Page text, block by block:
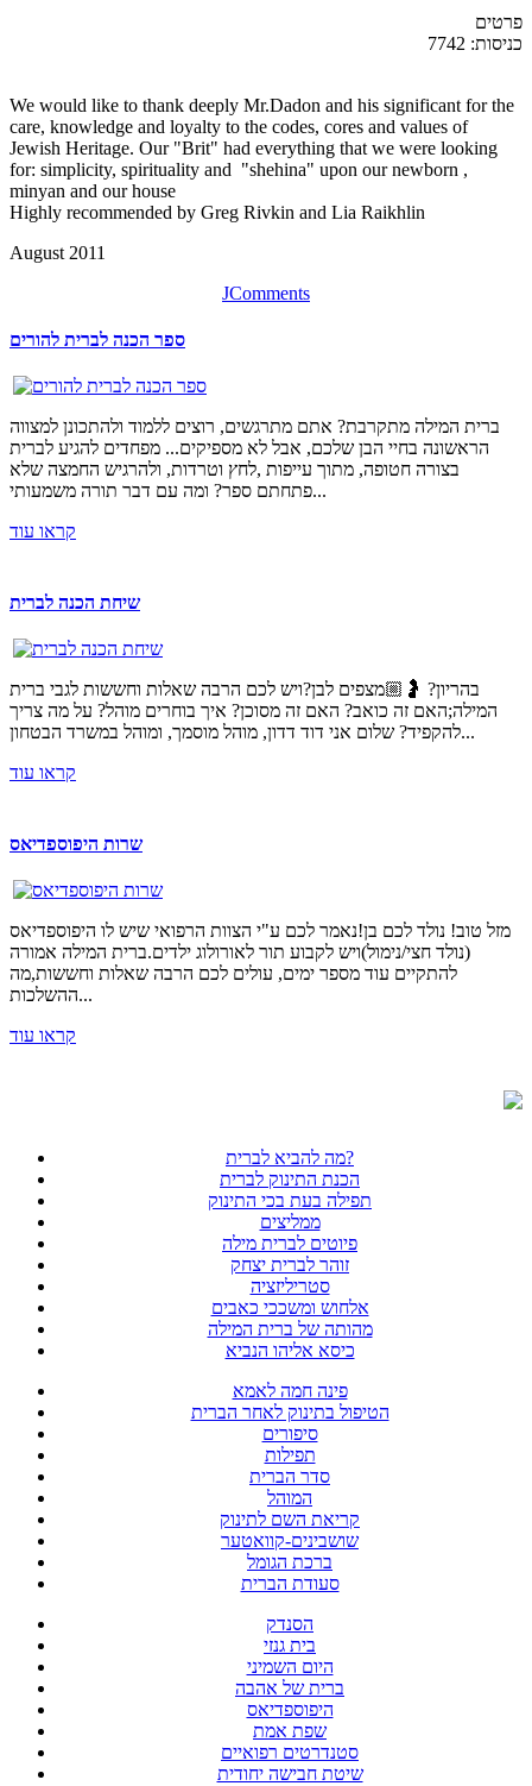
פרטים
כניסות: 7742
We would like to thank deeply Mr.Dadon and his significant for the
care, knowledge and loyalty to the codes, cores and values of
Jewish Heritage. Our "Brit" had everything that we were looking
for: simplicity, spirituality and "shehina" upon our newborn ,
minyan and our house
Highly recommended by Greg Rivkin and Lia Raikhlin
August 2011
JComments
ספר הכנה לברית להורים
ברית המילה מתקרבת? אתם מתרגשים, רוצים ללמוד ולהתכונן למצווה
הראשונה בחיי הבן שלכם, אבל לא מספיקים... מפחדים להגיע לברית
בצורה חטופה, מתוך עייפות ,לחץ וטרדות, ולהרגיש החמצה שלא
פתחתם ספר? ומה עם דבר תורה משמעותי...
קראו עוד
שיחת הכנה לברית
בהריון? 🤰🏼מצפים לבן?ויש לכם הרבה שאלות וחששות לגבי ברית
המילה;האם זה כואב? האם זה מסוכן? איך בוחרים מוהל? על מה צריך
להקפיד? שלום אני דוד דדון, מוהל מוסמך, ומוהל במשרד הבטחון...
קראו עוד
שרות היפוספדיאס
מזל טוב! נולד לכם בן!נאמר לכם ע"י הצוות הרפואי שיש לו היפוספדיאס
(נולד חצי/נימול)ויש לקבוע תור לאורולוג ילדים.ברית המילה אמורה
להתקיים עוד מספר ימים, עולים לכם הרבה שאלות וחששות,מה
ההשלכות...
קראו עוד
מה להביא לברית?
הכנת התינוק לברית
תפילה בעת בכי התינוק
ממליצים
פיוטים לברית מילה
זוהר לברית יצחק
סטריליזציה
אלחוש ומשככי כאבים
מהותה של ברית המילה
כיסא אליהו הנביא
פינה חמה לאמא
הטיפול בתינוק לאחר הברית
סיפורים
תפילות
סדר הברית
המוהל
קריאת השם לתינוק
שושבינים-קוואטער
ברכת הגומל
סעודת הברית
הסנדק
בית גנזי
היום השמיני
ברית של אהבה
היפוספדיאס
שפת אמת
סטנדרטים רפואיים
שיטת חבישה יחודית